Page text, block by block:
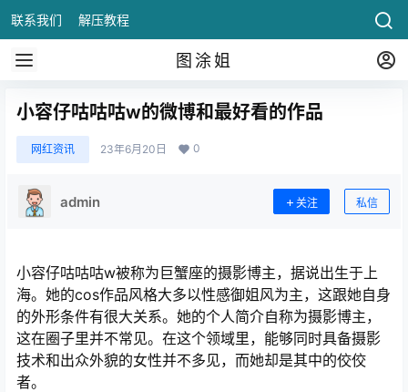
联系我们 解压教程
图涂姐
小容仔咕咕咕w的微博和最好看的作品
网红资讯 23年6月20日 0
admin 关注 私信
小容仔咕咕咕w被称为巨蟹座的摄影博主，据说出生于上
海。她的cos作品风格大多以性感御姐风为主，这跟她自身
的外形条件有很大关系。她的个人简介自称为摄影博主，
这在圈子里并不常见。在这个领域里，能够同时具备摄影
技术和出众外貌的女性并不多见，而她却是其中的佼佼
者。